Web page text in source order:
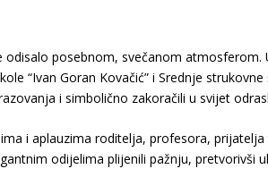
odisalo posebnom, svečanom
“Ivan Goran Kovačić” i Srednje
i simbolično zakoračili u svijet
i aplauzima roditelja, profesora,
odijelima plijenili pažnju, pretvorivši